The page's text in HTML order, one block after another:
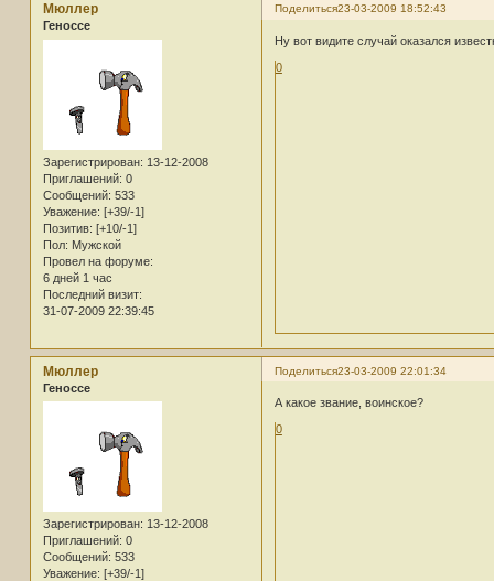
Поделиться23-03-2009 18:52:43
Мюллер
Геноссе
Зарегистрирован: 13-12-2008
Приглашений: 0
Сообщений: 533
Уважение: [+39/-1]
Позитив: [+10/-1]
Пол: Мужской
Провел на форуме:
6 дней 1 час
Последний визит:
31-07-2009 22:39:45
Ну вот видите случай оказался
0
Поделиться23-03-2009 22:01:34
Мюллер
Геноссе
Зарегистрирован: 13-12-2008
Приглашений: 0
Сообщений: 533
Уважение: [+39/-1]
А какое звание, воинское?
0